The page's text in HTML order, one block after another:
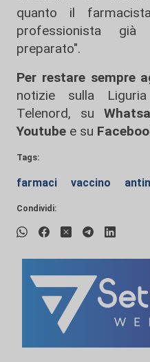
quanto il
professionista
preparato".
Per restare sempre
notizie sulla
Telenord, su
Youtube e su
Tags:
farmaci vaccino
Condividi: